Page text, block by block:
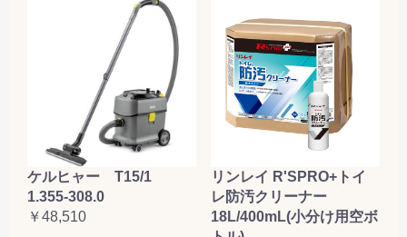
ケルヒャー T15/1
1.355-308.0
￥48,510
リンレイ R'SPRO+トイ
レ防汚クリーナー
18L/400mL(小分け用空ボ